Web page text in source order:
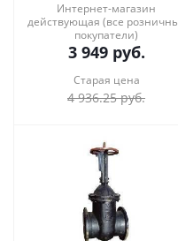
Интернет-магазин
действующая (все
покупатели)
3 949руб.
Старая цена
4 936.25руб.